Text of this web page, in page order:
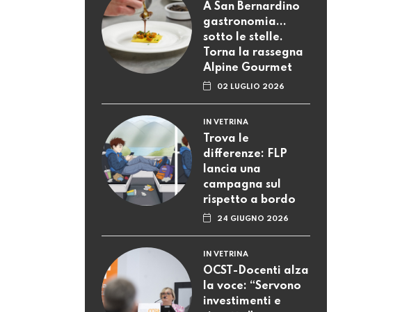
A San Bernardino
gastronomia...
sotto le stelle.
Torna la rassegna
Alpine Gourmet
02 LUGLIO 2026
IN VETRINA
Trova le
differenze: FLP
lancia una
campagna sul
rispetto a bordo
24 GIUGNO 2026
IN VETRINA
OCST-Docenti alza
la voce: “Servono
investimenti e